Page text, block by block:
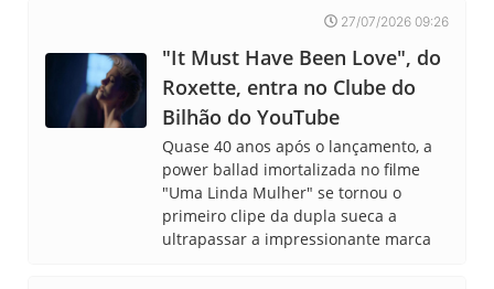
27/07/2026 09:26
"It Must Have Been Love", do
Roxette, entra no Clube do
Bilhão do YouTube
Quase 40 anos após o lançamento, a
power ballad imortalizada no filme
"Uma Linda Mulher" se tornou o
primeiro clipe da dupla sueca a
ultrapassar a impressionante marca